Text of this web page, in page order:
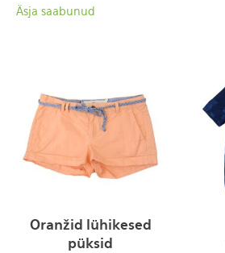
Äsja saabunud
Oranžid lühikesed
püksid